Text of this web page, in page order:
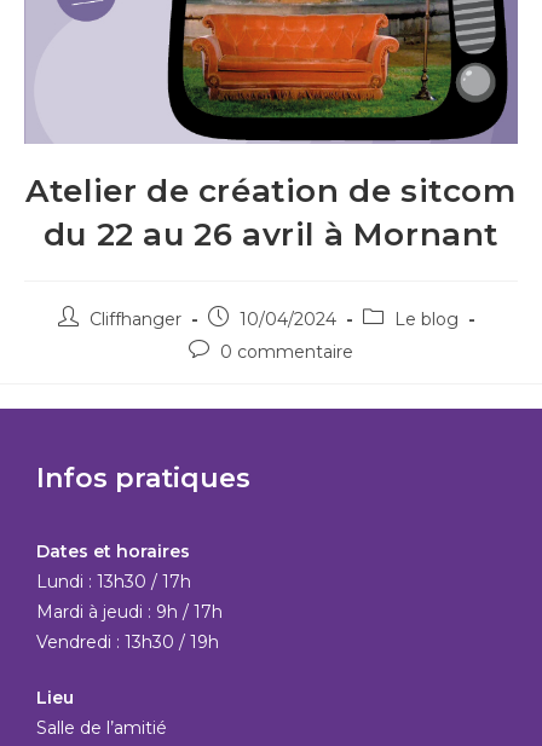
Atelier de création de sitcom
du 22 au 26 avril à Mornant
Cliffhanger 10/04/2024
Le blog
0 commentaire
Infos pratiques
Dates et horaires
Lundi : 13h30 / 17h
Mardi à jeudi : 9h / 17h
Vendredi : 13h30 / 19h
Lieu
Salle de l’amitié